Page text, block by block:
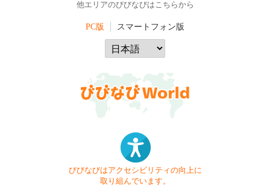
他エリアのびびなびはこちらから
PC版 スマートフォン版
びびなびはアクセシビリティの向上に
取り組んでいます。